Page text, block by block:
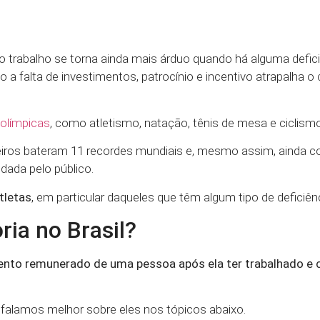
se torna ainda mais árduo quando há alguma
falta de investimentos, patrocínio e incentivo atrapalha o
, como atletismo, natação, tênis de mesa e
bateram 11 recordes mundiais e, mesmo assim, ainda
pelo público.
, em particular daqueles que têm algum tipo de
no Brasil?
remunerado de uma pessoa após ela ter trabalhado e
melhor sobre eles nos tópicos abaixo.